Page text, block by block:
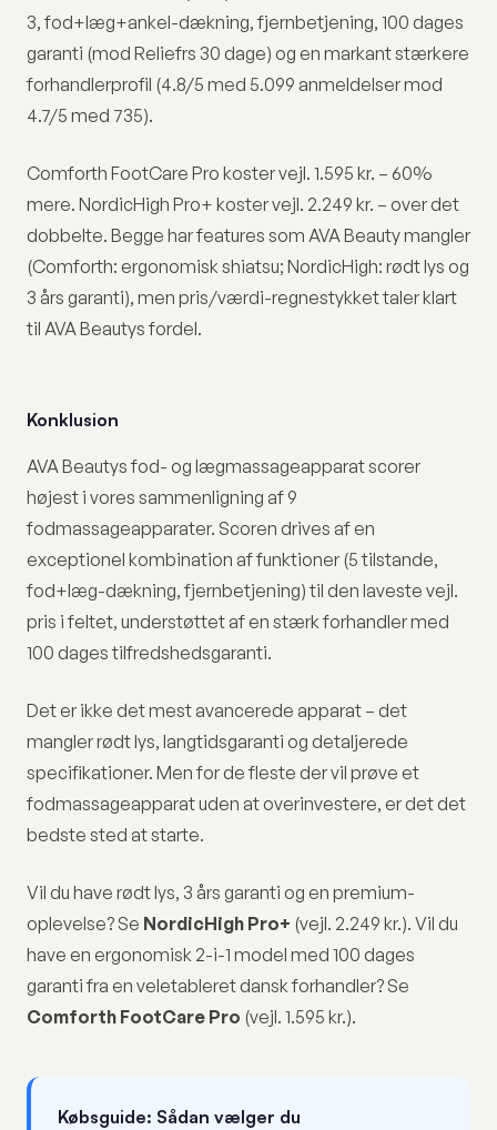
3, fod+læg+ankel-dækning, fjernbetjening, 100 dages
garanti (mod Reliefrs 30 dage) og en markant stærkere
forhandlerprofil (4.8/5 med 5.099 anmeldelser mod
4.7/5 med 735).
Comforth FootCare Pro koster vejl. 1.595 kr. – 60%
mere. NordicHigh Pro+ koster vejl. 2.249 kr. – over det
dobbelte. Begge har features som AVA Beauty mangler
(Comforth: ergonomisk shiatsu; NordicHigh: rødt lys og
3 års garanti), men pris/værdi-regnestykket taler klart
til AVA Beautys fordel.
Konklusion
AVA Beautys fod- og lægmassageapparat scorer
højest i vores sammenligning af 9
fodmassageapparater. Scoren drives af en
exceptionel kombination af funktioner (5 tilstande,
fod+læg-dækning, fjernbetjening) til den laveste vejl.
pris i feltet, understøttet af en stærk forhandler med
100 dages tilfredshedsgaranti.
Det er ikke det mest avancerede apparat – det
mangler rødt lys, langtidsgaranti og detaljerede
specifikationer. Men for de fleste der vil prøve et
fodmassageapparat uden at overinvestere, er det det
bedste sted at starte.
Vil du have rødt lys, 3 års garanti og en premium-
oplevelse? Se NordicHigh Pro+ (vejl. 2.249 kr.). Vil du
have en ergonomisk 2-i-1 model med 100 dages
garanti fra en veletableret dansk forhandler? Se
Comforth FootCare Pro (vejl. 1.595 kr.).
Købsguide: Sådan vælger du